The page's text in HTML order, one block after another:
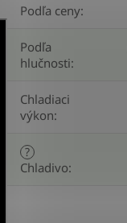
Podľa ceny:
Podľa
hlučnosti:
Chladiaci
výkon:
?
Chladivo: